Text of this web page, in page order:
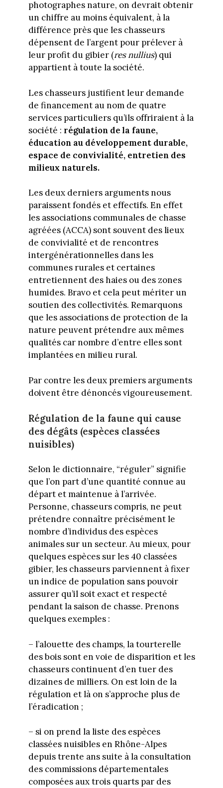
photographes nature, on devrait obtenir
un chiffre au moins équivalent, à la
différence près que les chasseurs
dépensent de l’argent pour prélever à
leur profit du gibier (res nullius) qui
appartient à toute la société.
Les chasseurs justifient leur demande
de financement au nom de quatre
services particuliers qu’ils offriraient à la
société : régulation de la faune,
éducation au développement durable,
espace de convivialité, entretien des
milieux naturels.
Les deux derniers arguments nous
paraissent fondés et effectifs. En effet
les associations communales de chasse
agréées (ACCA) sont souvent des lieux
de convivialité et de rencontres
intergénérationnelles dans les
communes rurales et certaines
entretiennent des haies ou des zones
humides. Bravo et cela peut mériter un
soutien des collectivités. Remarquons
que les associations de protection de la
nature peuvent prétendre aux mêmes
qualités car nombre d’entre elles sont
implantées en milieu rural.
Par contre les deux premiers arguments
doivent être dénoncés vigoureusement.
Régulation de la faune qui cause
des dégâts (espèces classées
nuisibles)
Selon le dictionnaire, “réguler” signifie
que l’on part d’une quantité connue au
départ et maintenue à l’arrivée.
Personne, chasseurs compris, ne peut
prétendre connaître précisément le
nombre d’individus des espèces
animales sur un secteur. Au mieux, pour
quelques espèces sur les 40 classées
gibier, les chasseurs parviennent à fixer
un indice de population sans pouvoir
assurer qu’il soit exact et respecté
pendant la saison de chasse. Prenons
quelques exemples :
– l’alouette des champs, la tourterelle
des bois sont en voie de disparition et les
chasseurs continuent d’en tuer des
dizaines de milliers. On est loin de la
régulation et là on s’approche plus de
l’éradication ;
– si on prend la liste des espèces
classées nuisibles en Rhône-Alpes
depuis trente ans suite à la consultation
des commissions départementales
composées aux trois quarts par des